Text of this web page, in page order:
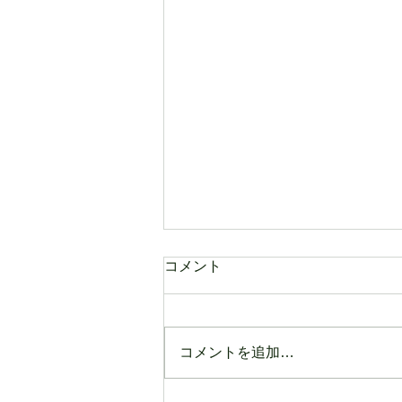
Thank you for staying with us Again!
コメント
コメントを追加…